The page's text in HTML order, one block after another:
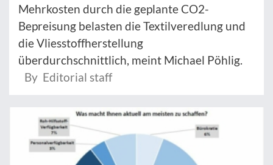
Mehrkosten durch die geplante CO2-
Bepreisung belasten die Textilveredlung und
die Vliesstoffherstellung
überdurchschnittlich, meint Michael Pöhlig.
By Editorial staff